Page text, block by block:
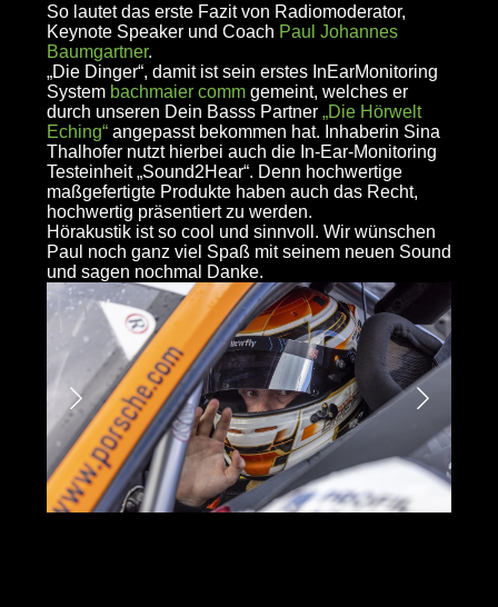
So lautet das erste Fazit von Radiomoderator,
Keynote Speaker und Coach Paul Johannes
Baumgartner.
„Die Dinger“, damit ist sein erstes InEarMonitoring
System bachmaier comm gemeint, welches er
durch unseren Dein Basss Partner „Die Hörwelt
Eching“ angepasst bekommen hat. Inhaberin Sina
Thalhofer nutzt hierbei auch die In-Ear-Monitoring
Testeinheit „Sound2Hear“. Denn hochwertige
maßgefertigte Produkte haben auch das Recht,
hochwertig präsentiert zu werden.
Hörakustik ist so cool und sinnvoll. Wir wünschen
Paul noch ganz viel Spaß mit seinem neuen Sound
und sagen nochmal Danke.